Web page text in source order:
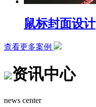
鼠标封面设计
查看更多案例
资讯中心
news center